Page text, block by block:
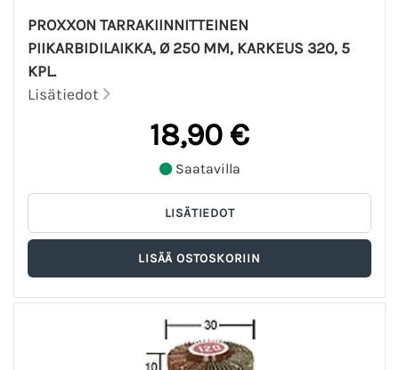
PROXXON TARRAKIINNITTEINEN
PIIKARBIDILAIKKA, Ø 250 MM, KARKEUS 320, 5
KPL.
Lisätiedot
18,90 €
Saatavilla